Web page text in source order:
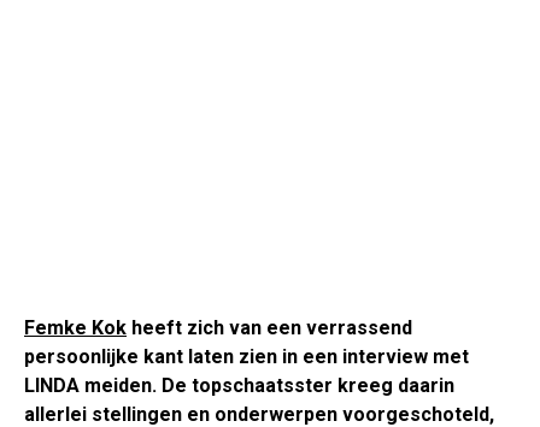
Femke Kok heeft zich van een verrassend
persoonlijke kant laten zien in een interview met
LINDA meiden. De topschaatsster kreeg daarin
allerlei stellingen en onderwerpen voorgeschoteld,